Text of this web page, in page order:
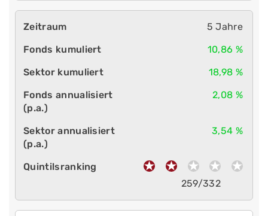
5 Jahre
10,86 %
18,98 %
2,08 %
3,54 %
259/332